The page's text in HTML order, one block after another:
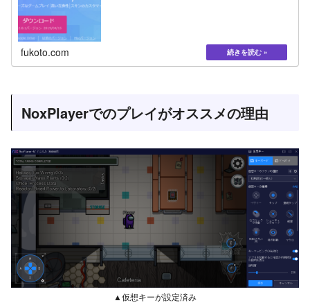
fukoto.com
NoxPlayerでのプレイがオススメの理由
▲仮想キーが設定済み